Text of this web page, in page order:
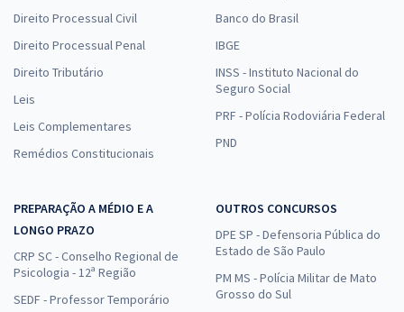
Direito Processual Civil
Direito Processual Penal
Direito Tributário
Leis
Leis Complementares
Remédios Constitucionais
Banco do Brasil
IBGE
INSS - Instituto Nacional do
Seguro Social
PRF - Polícia Rodoviária Federal
PND
PREPARAÇÃO A MÉDIO E A
LONGO PRAZO
CRP SC - Conselho Regional de
Psicologia - 12ª Região
SEDF - Professor Temporário
OUTROS CONCURSOS
DPE SP - Defensoria Pública do
Estado de São Paulo
PM MS - Polícia Militar de Mato
Grosso do Sul